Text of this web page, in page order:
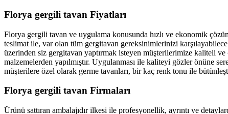
Florya gergili tavan Fiyatları
Florya gergili tavan ve uygulama konusunda hızlı ve ekonomik
teslimat ile, var olan tüm gergitavan gereksinimlerinizi
üzerinden siz gergitavan yaptırmak isteyen müşterilerimize kaliteli
malzemelerden yapılmıştır. Uygulanması ile kaliteyi gözler önüne
müşterilere özel olarak germe tavanları, bir kaç renk tonu ile
Florya gergili tavan Firmaları
Ürünü sattıran ambalajıdır ilkesi ile profesyonellik, ayrıntı ve